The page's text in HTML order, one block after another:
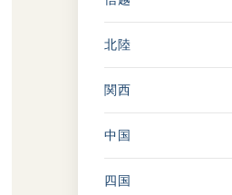
北陸
関西
中国
四国